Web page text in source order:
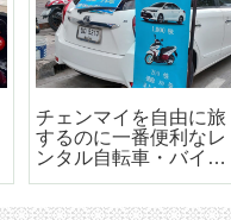
TM-30とは何か、初回
け出の方法などの詳細
な解説